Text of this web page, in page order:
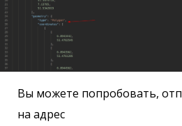
Вы можете попробовать,
на адрес